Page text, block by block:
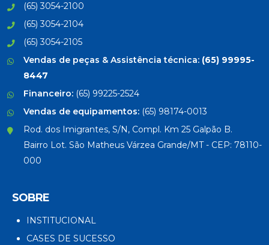
(65) 3054-2100
(65) 3054-2104
(65) 3054-2105
Vendas de peças & Assistência técnica: (65) 99995-
8447
Financeiro: (65) 99225-2524
Vendas de equipamentos: (65) 98174-0013
Rod. dos Imigrantes, S/N, Compl. Km 25 Galpão B.
Bairro Lot. São Matheus Várzea Grande/MT - CEP: 78110-
000
SOBRE
INSTITUCIONAL
CASES DE SUCESSO